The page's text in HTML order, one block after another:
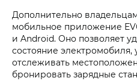
Дополнительно
мобильное приложение
и Android. Оно позволяет
состояние электромобиля,
отслеживать
бронировать зарядные